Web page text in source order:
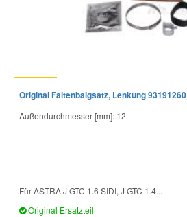
Original Faltenbalgsatz, Lenkung 93191260
Außendurchmesser [mm]: 12
Für ASTRA J GTC 1.6 SIDI, J GTC 1.4...
Original Ersatzteil